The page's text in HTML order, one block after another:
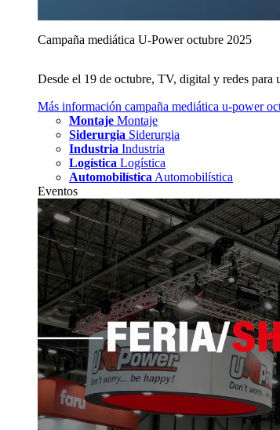
Campaña mediática U‑Power octubre 2025
Desde el 19 de octubre, TV, digital y redes
Más información campaña mediática u‑power
Montaje Montaje
Siderurgia Siderurgia
Industria Industria
Logística Logística
Automobilística Automobilística
Eventos